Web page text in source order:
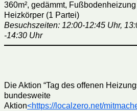
360m², gedämmt,
Heizkörper (1 Partei)
Besuchszeiten: 12:00-12:45 Uhr,
-14:30 Uhr
Die Aktion “Tag des offenen
bundesweite
Aktion<https://localzero.net/